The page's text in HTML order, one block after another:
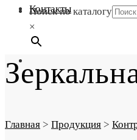
Поиск по каталогу
×
Контакты
Главная > Продукция >